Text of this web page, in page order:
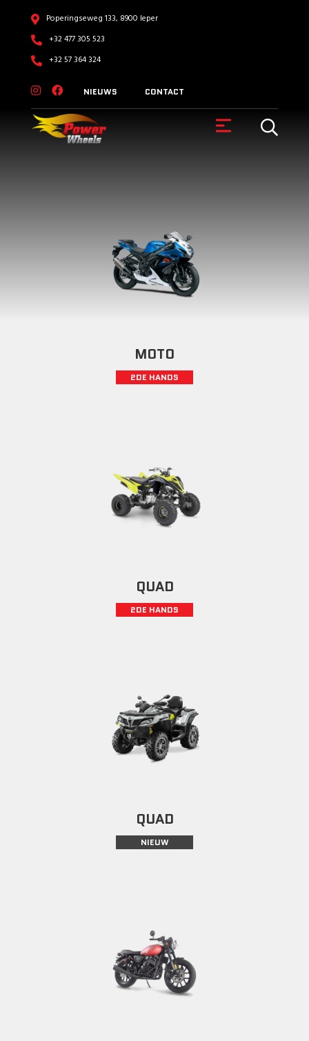
Poperingseweg 133, 8900 Ieper
+32 477 305 523
+32 57 364 324
NIEUWS CONTACT
MOTO
2DE HANDS
QUAD
2DE HANDS
QUAD
NIEUW